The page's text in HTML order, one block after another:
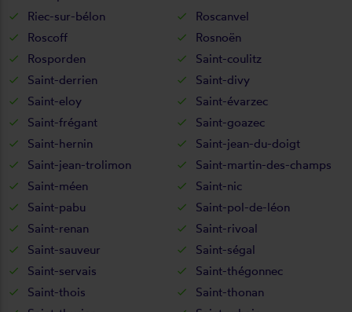
Riec-sur-bélon
Roscanvel
Roscoff
Rosnoën
Rosporden
Saint-coulitz
Saint-derrien
Saint-divy
Saint-eloy
Saint-évarzec
Saint-frégant
Saint-goazec
Saint-hernin
Saint-jean-du-doigt
Saint-jean-trolimon
Saint-martin-des-champs
Saint-méen
Saint-nic
Saint-pabu
Saint-pol-de-léon
Saint-renan
Saint-rivoal
Saint-sauveur
Saint-ségal
Saint-servais
Saint-thégonnec
Saint-thois
Saint-thonan